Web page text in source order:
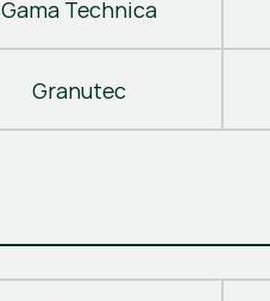
Gama Technica
Granutec